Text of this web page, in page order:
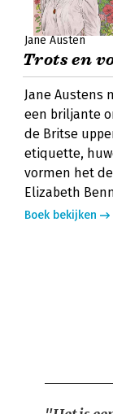
Jane Austen
Trots en
Jane Austens
een briljante
de Britse
etiquette,
vormen het
Elizabeth
Boek bekijken